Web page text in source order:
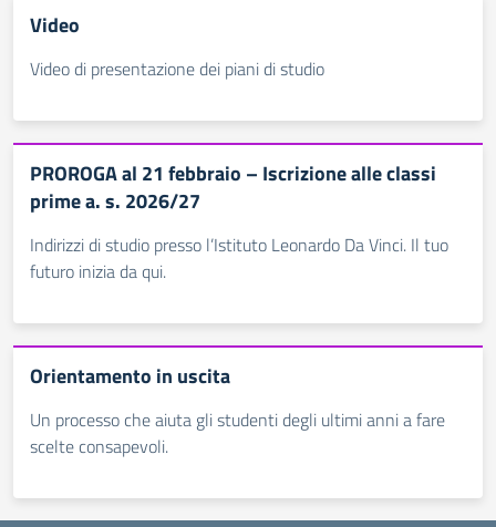
Video
Video di presentazione dei piani di studio
PROROGA al 21 febbraio – Iscrizione alle classi
prime a. s. 2026/27
Indirizzi di studio presso l’Istituto Leonardo Da Vinci. Il tuo
futuro inizia da qui.
Orientamento in uscita
Un processo che aiuta gli studenti degli ultimi anni a fare
scelte consapevoli.